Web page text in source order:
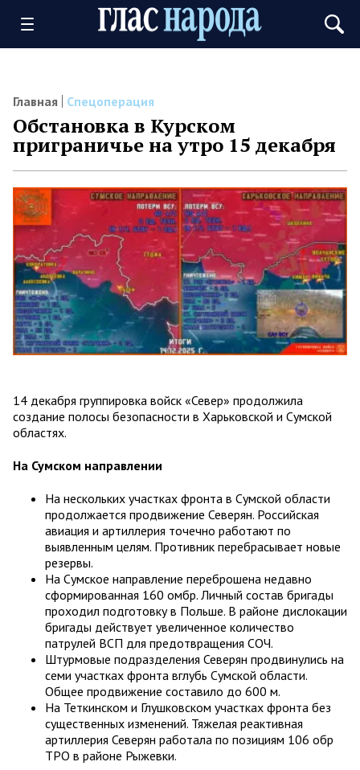
Главная Спецоперация
Обстановка в Курском
приграничье на утро 15 декабря
14 декабря группировка войск «Север» продолжила
создание полосы безопасности в Харьковской и Сумской
областях.
На Сумском направлении
На нескольких участках фронта в Сумской области
продолжается продвижение Северян. Российская
авиация и артиллерия точечно работают по
выявленным целям. Противник перебрасывает новые
резервы.
На Сумское направление переброшена недавно
сформированная 160 омбр. Личный состав бригады
проходил подготовку в Польше. В районе дислокации
бригады действует увеличенное количество
патрулей ВСП для предотвращения СОЧ.
Штурмовые подразделения Северян продвинулись на
семи участках фронта вглубь Сумской области.
Общее продвижение составило до 600 м.
На Теткинском и Глушковском участках фронта без
существенных изменений. Тяжелая реактивная
артиллерия Северян работала по позициям 106 обр
ТРО в районе Рыжевки.